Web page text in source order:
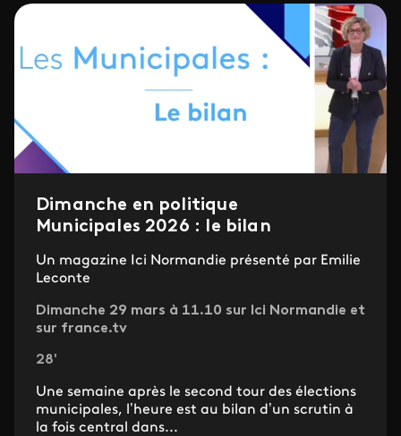
Dimanche en politique
Municipales 2026 : le bilan
Un magazine Ici Normandie présenté par Emilie
Leconte
Dimanche 29 mars à 11.10 sur Ici Normandie et
sur france.tv
28'
Une semaine après le second tour des élections
municipales, l’heure est au bilan d’un scrutin à
la fois central dans...